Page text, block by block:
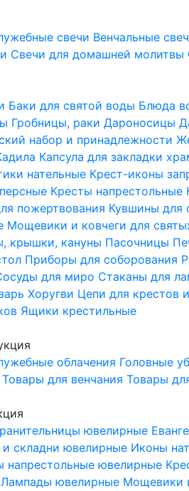
свечи Венчальные
Свечи для домашней молитвы
Баки для святой воды Блюда
Гробницы, ракиДароносицы
набор и принадлежности
Капсула для закладки
нательные Крест-иконы
Кресты напрестольные
пожертвования Кувшины для
Мощевики и ковчеги для
крышки, кануны Пасочницы
Приборы для соборования
для миро Стаканы для
Хоругви Цепи для крестов
Ящики крестильные
облачения Головные
Товары для венчанияТовары
ювелирные
складни ювелирные Иконы
напрестольные ювелирные
Лампады ювелирные Мощевики